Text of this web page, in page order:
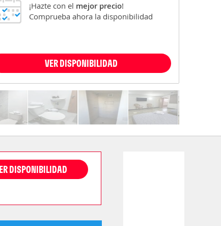
¡Hazte con el mejor precio!
Comprueba ahora la disponibilidad
VER DISPONIBILIDAD
DISPONIBILIDAD